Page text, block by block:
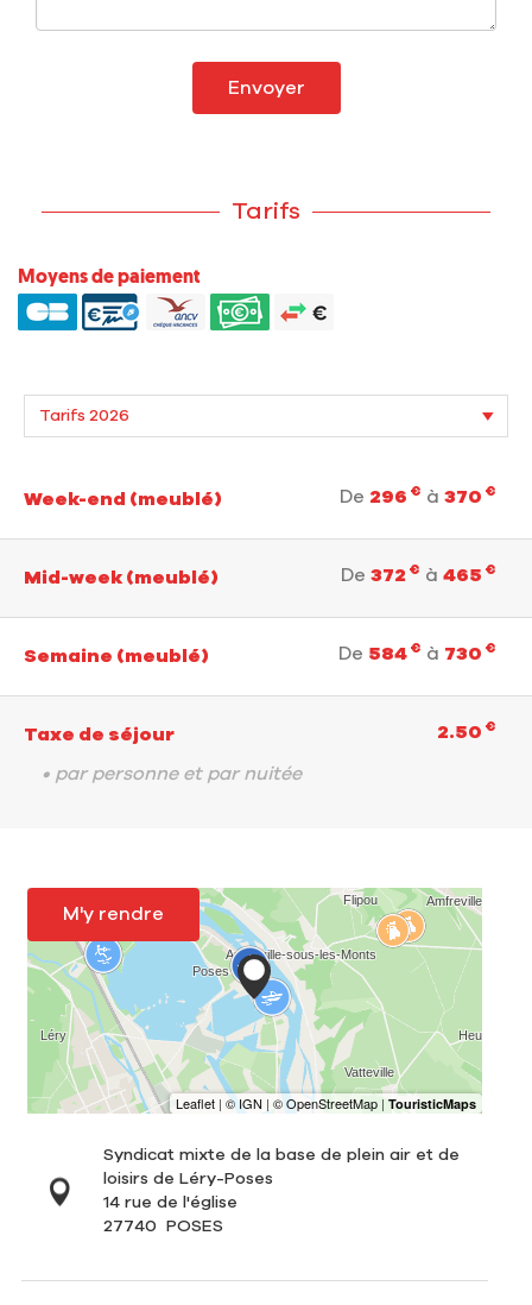
Envoyer
Tarifs
Moyens de paiement
Week-end (meublé) De 296 € à 370 €
Mid-week (meublé) De 372 € à 465 €
Semaine (meublé) De 584 € à 730 €
Taxe de séjour 2.50 €
• par personne et par nuitée
M'y rendre
Syndicat mixte de la base de plein air et de
loisirs de Léry-Poses
14 rue de l'église
27740
POSES